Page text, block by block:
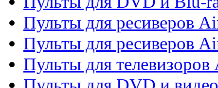
Пульты для ресиверов
Пульты для ресиверов
Пульты для телевизоров